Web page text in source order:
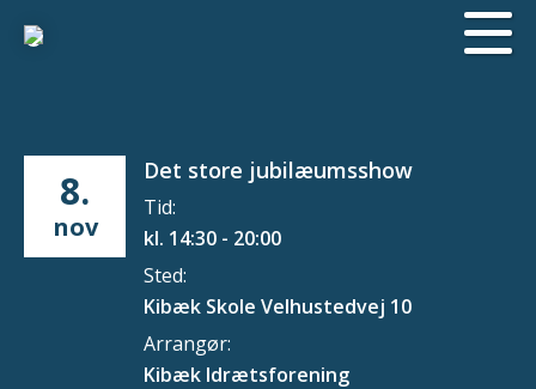
8.
nov
Det store jubilæumsshow
Tid:
kl. 14:30 - 20:00
Sted:
Kibæk Skole Velhustedvej 10
Arrangør:
Kibæk Idrætsforening